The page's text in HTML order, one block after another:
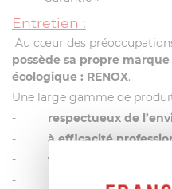
Entretien :
Au cœur des
possède sa propre
écologique : RENOX.
Une large gamme de
- respectueux de
- à efficacité
- fabriqués en France
- labellisés par des